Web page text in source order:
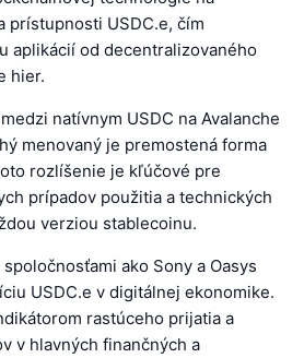
prístupnosti USDC.e, čím
aplikácií od decentralizovaného
hier.
natívnym USDC na Avalanche
menovaný je premostená forma
rozlíšenie je kľúčové pre
prípadov použitia a technických
verziou stablecoinu.
ako Sony a Oasys
USDC.e v digitálnej ekonomike.
rastúceho prijatia a
v hlavných finančných a